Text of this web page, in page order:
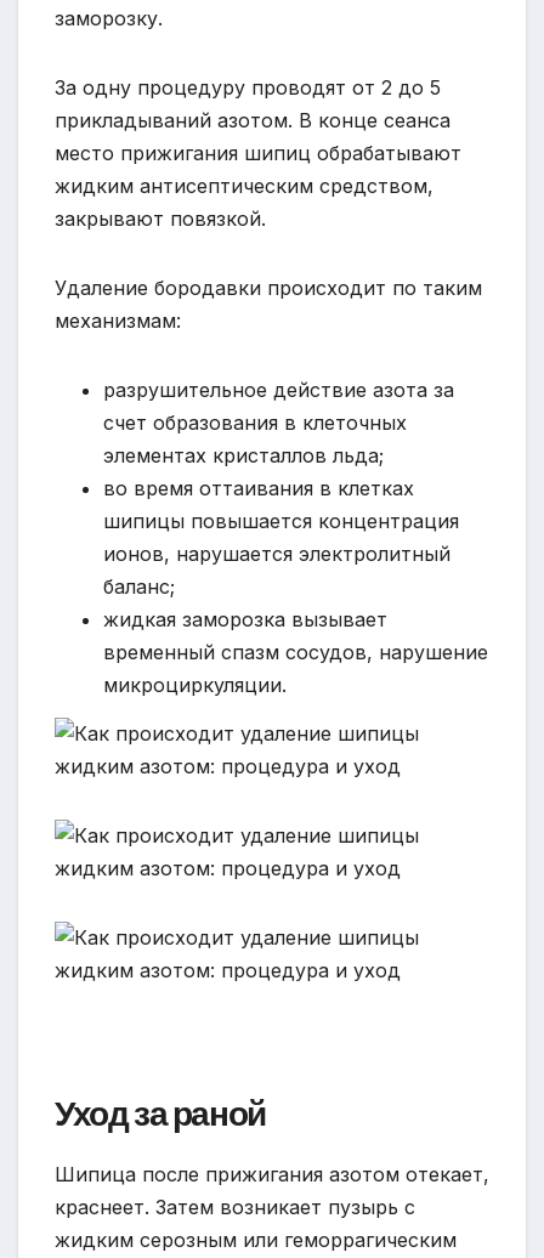
заморозку.
За одну процедуру проводят от 2 до 5
прикладываний азотом. В конце сеанса
место прижигания шипиц обрабатывают
жидким антисептическим средством,
закрывают повязкой.
Удаление бородавки происходит по таким
механизмам:
разрушительное действие азота за
счет образования в клеточных
элементах кристаллов льда;
во время оттаивания в клетках
шипицы повышается концентрация
ионов, нарушается электролитный
баланс;
жидкая заморозка вызывает
временный спазм сосудов, нарушение
микроциркуляции.
Уход за раной
Шипица после прижигания азотом отекает,
краснеет. Затем возникает пузырь с
жидким серозным или геморрагическим